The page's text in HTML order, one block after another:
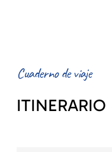
Cuaderno de viaje
ITINERARIO